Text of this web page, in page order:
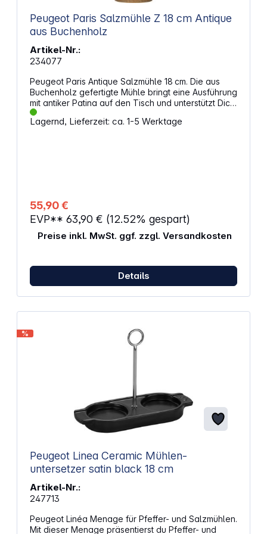
Peugeot Paris Salzmühle Z 18 cm Antique
aus Buchenholz
Artikel-Nr.:
234077
Peugeot Paris Antique Salzmühle 18 cm. Die aus
Buchenholz gefertigte Mühle bringt eine Ausführung
mit antiker Patina auf den Tisch und unterstützt Dich
mit einem präzisen Mahlgrad für trockenes Salz.
Das Modell in 18 cm Höhe orientiert sich an
antike Patina Bietet eine angenehme Größe durch
die Höhe von 18 cm Eignet sich für häufige Nutzung
durch das solide Gehäuse aus Buchenholz
Ermöglicht eine sichere Handhabung durch die
schlanke Form
Lagernd, Lieferzeit: ca. 1-5 Werktage
55,90 €
EVP** 63,90 € (12.52% gespart)
Preise inkl. MwSt. ggf. zzgl. Versandkosten
Details
%
Peugeot Linea Ceramic Mühlen-
untersetzer satin black 18 cm
Artikel-Nr.:
247713
Peugeot Linéa Menage für Pfeffer- und Salzmühlen.
Mit dieser Menage präsentierst du Pfeffer- und